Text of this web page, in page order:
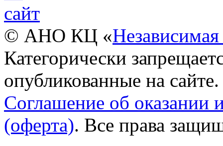
© АНО КЦ «Независимая
Категорически
опубликованные на сайте.
Соглашение об оказании
(оферта). Все права